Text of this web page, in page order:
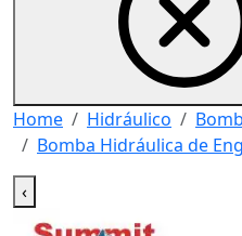
Home Hidráulico
Bomba Hidráulica de
‹